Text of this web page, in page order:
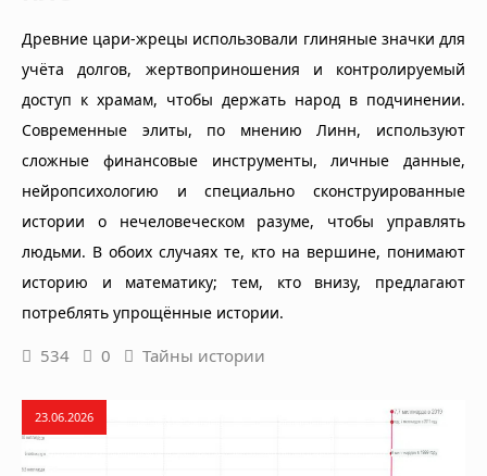
Древние цари-жрецы использовали глиняные значки для
учёта долгов, жертвоприношения и контролируемый
доступ к храмам, чтобы держать народ в подчинении.
Современные элиты, по мнению Линн, используют
сложные финансовые инструменты, личные данные,
нейропсихологию и специально сконструированные
истории о нечеловеческом разуме, чтобы управлять
людьми. В обоих случаях те, кто на вершине, понимают
историю и математику; тем, кто внизу, предлагают
потреблять упрощённые истории.
534 0 Тайны истории
23.06.2026